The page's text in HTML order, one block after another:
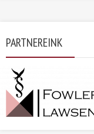
PARTNEREINK